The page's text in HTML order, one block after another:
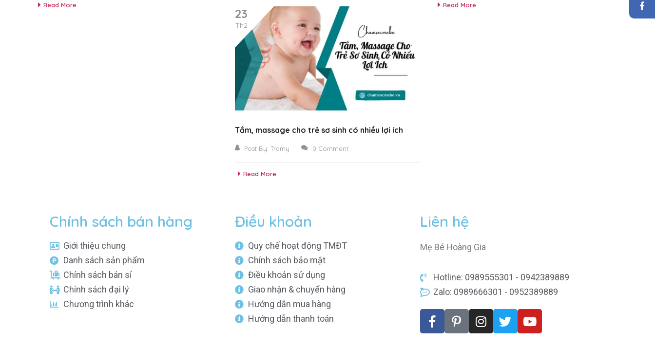
Read More Read More
23
Th2
Tắm, massage cho trẻ sơ sinh có nhiều lợi ích
Post By: Tramy 0 Comment
Read More
Chính sách bán hàng
Giới thiệu chung
Danh sách sản phẩm
Chính sách bán sỉ
Chính sách đại lý
Chương trình khác
Điều khoản
Quy chế hoạt động TMĐT
Chính sách bảo mật
Điều khoản sử dụng
Giao nhận & chuyển hàng
Hướng dẫn mua hàng
Hướng dẫn thanh toán
Liên hệ
Mẹ Bé Hoàng Gia
Hotline: 0989555301 - 0942389889
Zalo: 0989666301 - 0952389889